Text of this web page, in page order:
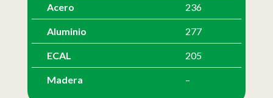
Acero 236
Aluminio 277
ECAL 205
Madera –